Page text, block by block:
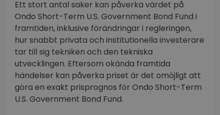
Ett stort antal saker kan påverka värdet på
Ondo Short-Term U.S. Government Bond Fund i
framtiden, inklusive förändringar i regleringen,
hur snabbt privata och institutionella investerare
tar till sig tekniken och den tekniska
utvecklingen. Eftersom okända framtida
händelser kan påverka priset är det omöjligt att
göra en exakt prisprognos för Ondo Short-Term
U.S. Government Bond Fund.